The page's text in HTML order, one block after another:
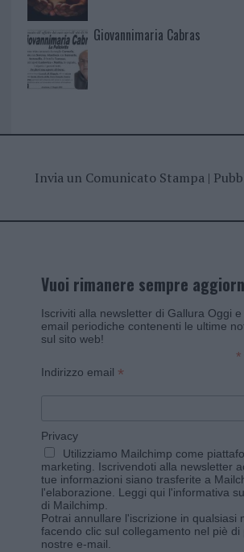
Giovannimaria Cabras
Invia un Comunicato Stampa|
Vuoi rimanere sempre
Iscriviti alla newsletter di Gallura Oggi
email periodiche contenenti le ultime
sul sito web!
*
Indirizzo email *
Privacy
Utilizziamo Mailchimp come
marketing. Iscrivendoti alla newsletter
tue informazioni siano trasferite a
l'elaborazione. Leggi qui l'informativa
di Mailchimp.
Potrai annullare l'iscrizione in qualsiasi
facendo clic sul collegamento nel piè di
nostre e-mail.